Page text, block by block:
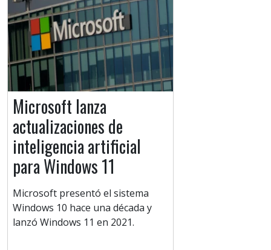
Microsoft lanza
actualizaciones de
inteligencia artificial
para Windows 11
Microsoft presentó el sistema
Windows 10 hace una década y
lanzó Windows 11 en 2021.